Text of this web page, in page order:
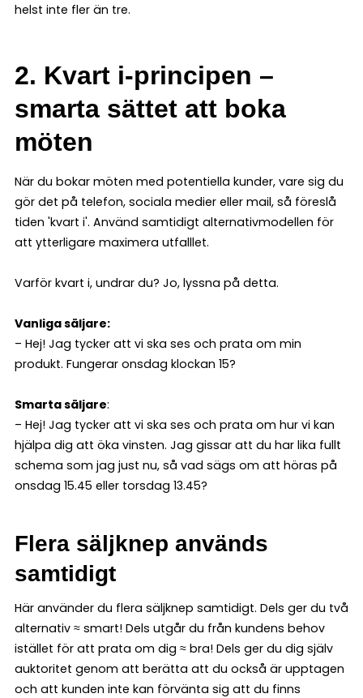
helst inte fler än tre.
2. Kvart i-principen –
smarta sättet att boka
möten
När du bokar möten med potentiella kunder, vare sig du
gör det på telefon, sociala medier eller mail, så föreslå
tiden 'kvart i'. Använd samtidigt alternativmodellen för
att ytterligare maximera utfalllet.
Varför kvart i, undrar du? Jo, lyssna på detta.
Vanliga säljare:
– Hej! Jag tycker att vi ska ses och prata om min
produkt. Fungerar onsdag klockan 15?
Smarta säljare:
– Hej! Jag tycker att vi ska ses och prata om hur vi kan
hjälpa dig att öka vinsten. Jag gissar att du har lika fullt
schema som jag just nu, så vad sägs om att höras på
onsdag 15.45 eller torsdag 13.45?
Flera säljknep används
samtidigt
Här använder du flera säljknep samtidigt. Dels ger du två
alternativ ≈ smart! Dels utgår du från kundens behov
istället för att prata om dig ≈ bra! Dels ger du dig själv
auktoritet genom att berätta att du också är upptagen
och att kunden inte kan förvänta sig att du finns